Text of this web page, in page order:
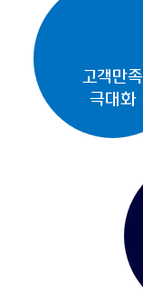
고객만족
극대화